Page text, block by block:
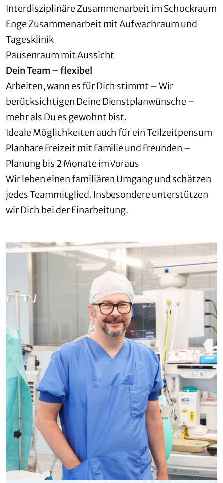
Interdisziplinäre Zusammenarbeit im Schockraum
Enge Zusammenarbeit mit Aufwachraum und
Tagesklinik
Pausenraum mit Aussicht
Dein Team – flexibel
Arbeiten, wann es für Dich stimmt – Wir
berücksichtigen Deine Dienstplanwünsche –
mehr als Du es gewohnt bist.
Ideale Möglichkeiten auch für ein Teilzeitpensum
Planbare Freizeit mit Familie und Freunden –
Planung bis 2 Monate im Voraus
Wir leben einen familiären Umgang und schätzen
jedes Teammitglied. Insbesondere unterstützen
wir Dich bei der Einarbeitung.